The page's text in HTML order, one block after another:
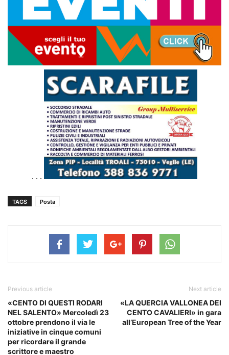
. . .
TAGS Posta
Previous article
«CENTO DI QUESTI RODARI
NEL SALENTO» Mercoledì 23
ottobre prendono il via le
iniziative in cinque comuni
per ricordare il grande
scrittore e maestro
Next article
«LA QUERCIA VALLONEA DEI
CENTO CAVALIERI» in gara
all’European Tree of the Year